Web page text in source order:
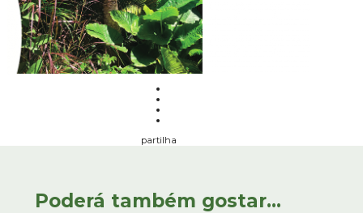
partilha
Poderá também gostar...